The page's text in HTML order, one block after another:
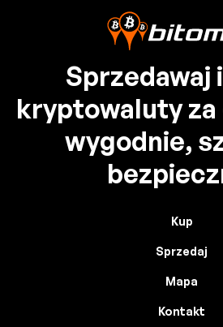
Sprzedawaj
kryptowaluty
wygodnie,
Kup
Sprzedaj
Mapa
Kontakt